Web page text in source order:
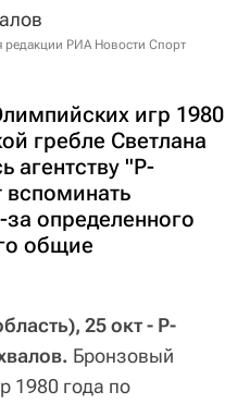
редакции РИА Новости Спорт
игр 1980
гребле Светлана
агентству "Р-
вспоминать
определенного
общие
25 окт - Р-
Бронзовый
1980 года по